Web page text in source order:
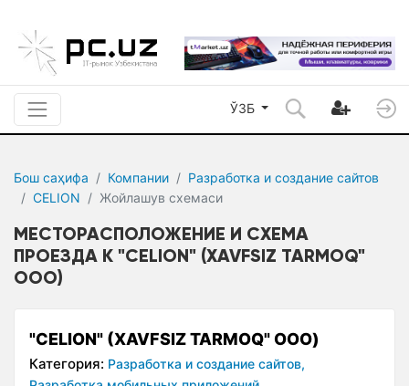
ЎЗБ
Бош саҳифа Компании
Разработка и создание сайтов
CELION
Жойлашув сxемаси
МЕСТОРАСПОЛОЖЕНИЕ И СХЕМА
ПРОЕЗДА К "CELION" (XAVFSIZ TARMOQ"
ООО)
"CELION" (XAVFSIZ TARMOQ" ООО)
Категория: Разработка и создание сайтов,